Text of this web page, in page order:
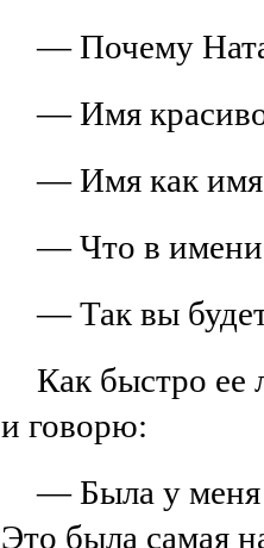
— Почему
— Имя
— Имя как
— Что в имени
— Так вы
Как быстро ее
и говорю:
— Была у меня
Это была самая